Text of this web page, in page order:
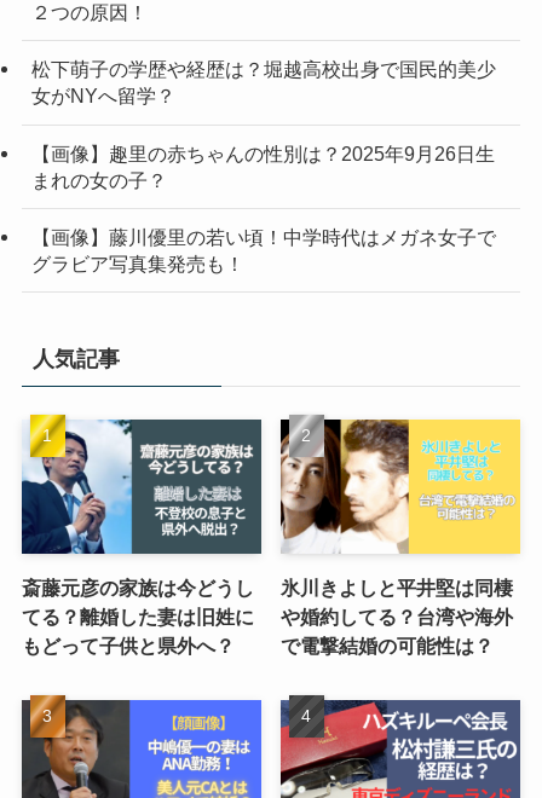
２つの原因！
松下萌子の学歴や経歴は？堀越高校出身で国民的美少
女がNYへ留学？
【画像】趣里の赤ちゃんの性別は？2025年9月26日生
まれの女の子？
【画像】藤川優里の若い頃！中学時代はメガネ女子で
グラビア写真集発売も！
人気記事
斎藤元彦の家族は今どうし
てる？離婚した妻は旧姓に
もどって子供と県外へ？
氷川きよしと平井堅は同棲
や婚約してる？台湾や海外
で電撃結婚の可能性は？